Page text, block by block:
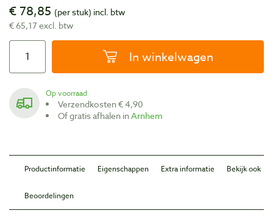
€ 78,85 (per stuk) incl. btw
€ 65,17 excl. btw
In winkelwagen
Op voorraad
Verzendkosten € 4,90
Of gratis afhalen inArnhem
Productinformatie Eigenschappen Extra informatie Bekijk ook
Beoordelingen